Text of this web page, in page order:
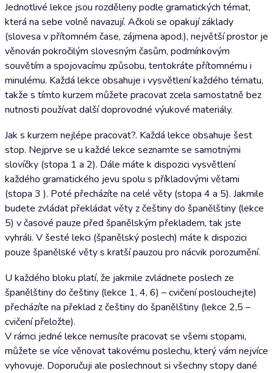
Jednotlivé lekce jsou rozděleny podle gramatických témat,
která na sebe volně navazují. Ačkoli se opakují základy
(slovesa v přítomném čase, zájmena apod.), největší prostor je
věnován pokročilým slovesným časům, podmínkovým
souvětím a spojovacímu způsobu, tentokráte přítomnému i
minulému. Každá lekce obsahuje i vysvětlení každého tématu,
takže s tímto kurzem můžete pracovat zcela samostatně bez
nutnosti používat další doprovodné výukové materiály.
Jak s kurzem nejlépe pracovat?. Každá lekce obsahuje šest
stop. Nejprve se u každé lekce seznamte se samotnými
slovíčky (stopa 1 a 2). Dále máte k dispozici vysvětlení
každého gramatického jevu spolu s příkladovými větami
(stopa 3 ). Poté přecházíte na celé věty (stopa 4 a 5). Jakmile
budete zvládat překládat věty z češtiny do španělštiny (lekce
5) v časové pauze před španělským překladem, tak jste
vyhráli. V šesté lekci (španělský poslech) máte k dispozici
pouze španělské věty s kratší pauzou pro nácvik porozumění.
U každého bloku platí, že jakmile zvládnete poslech ze
španělštiny do češtiny (lekce 1, 4, 6) – cvičení poslouchejte)
přecházíte na překlad z češtiny do španělštiny (lekce 2,5 –
cvičení přeložte).
V rámci jedné lekce nemusíte pracovat se všemi stopami,
můžete se více věnovat takovému poslechu, který vám nejvíce
vyhovuje. Doporučuji ale poslechnout si všechny stopy dané